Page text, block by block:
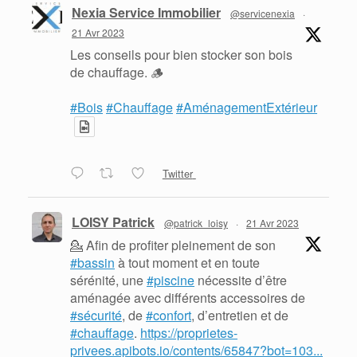
Nexia Service Immobilier @servicenexia
·
21 Avr 2023
Les conseils pour bien stocker son bois
de chauffage. 🪵
#Bois#Chauffage#AménagementExtérieur
Twitter
LOISY Patrick @patrick_loisy · 21 Avr 2023
💁 Afin de profiter pleinement de son
#bassin à tout moment et en toute
sérénité, une#piscine nécessite d’être
aménagée avec différents accessoires de
#sécurité, de#confort, d’entretien et de
#chauffage. https://proprietes-
privees.apibots.io/contents/65847?bot=103...